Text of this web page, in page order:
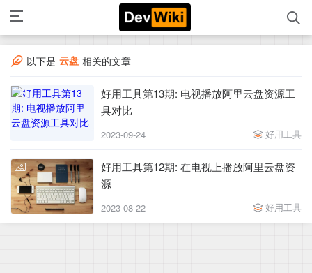
以下是 云盘 相关的文章
好用工具第13期: 电视播放阿里云盘资源工
具对比
2023-09-24 好用工具
好用工具第12期: 在电视上播放阿里云盘资
源
2023-08-22 好用工具